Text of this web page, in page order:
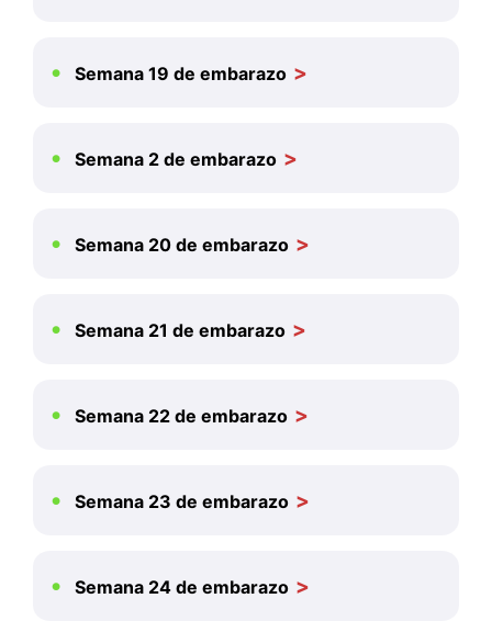
Semana 19 de embarazo
Semana 2 de embarazo
Semana 20 de embarazo
Semana 21 de embarazo
Semana 22 de embarazo
Semana 23 de embarazo
Semana 24 de embarazo